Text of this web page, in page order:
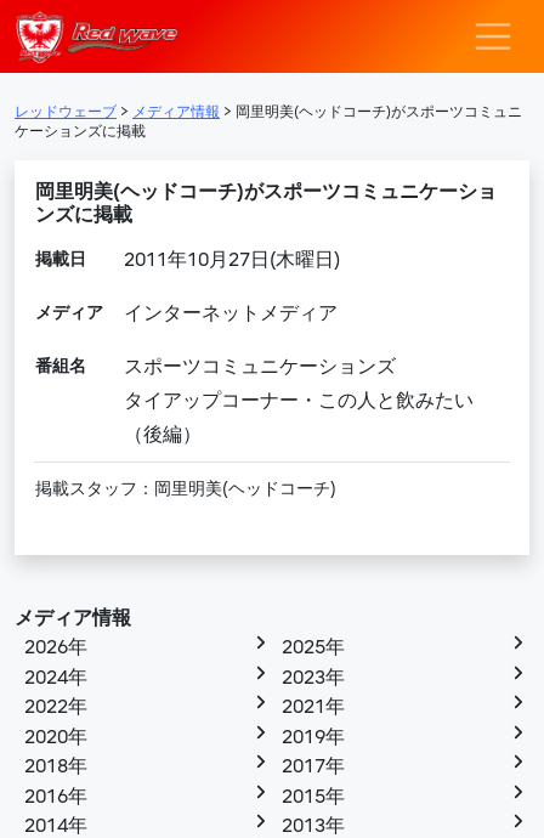
メインナビゲーション
レッドウェー
レッドウェーブ > メディア情報 > 岡里明美(ヘッドコーチ)がスポーツコミュニ
ケーションズに掲載
岡里明美(ヘッドコーチ)がスポーツコミュニケーショ
ンズに掲載
掲載日 2011年10月27日(木曜日)
メディア インターネットメディア
番組名
スポーツコミュニケーションズ
タイアップコーナー・この人と飲みたい
（後編）
掲載スタッフ：岡里明美(ヘッドコーチ)
メディア情報
2026年
2025年
2024年
2023年
2022年
2021年
2020年
2019年
2018年
2017年
2016年
2015年
2014年
2013年